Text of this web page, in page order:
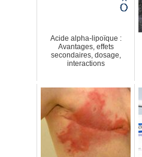
Acide alpha-lipoïque :
Avantages, effets
secondaires, dosage,
interactions